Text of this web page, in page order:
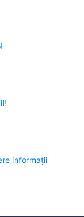
informații